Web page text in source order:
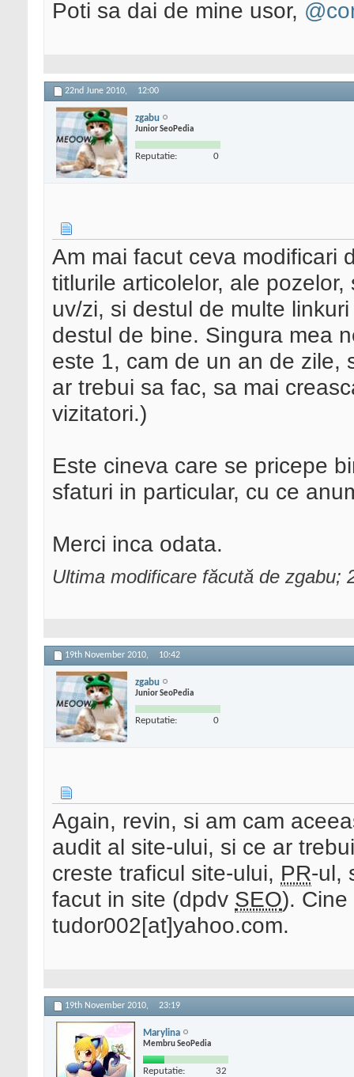
Poti sa dai de mine usor,
22nd June 2010, 12:00
zgabu
Junior SeoPedia
Reputatie: 0
Am mai facut ceva modificari
titlurile articolelor, ale
uv/zi, si destul de multe
destul de bine. Singura mea
este 1, cam de un an de zile,
ar trebui sa fac, sa mai
vizitatori.)
Este cineva care se pricepe
sfaturi in particular, cu ce
Merci inca odata.
Ultima modificare făcută de zgabu;
19th November 2010, 10:42
zgabu
Junior SeoPedia
Reputatie: 0
Again, revin, si am cam
audit al site-ului, si ce ar
creste traficul site-ului, PR-ul,
facut in site (dpdv SEO). Cine
tudor002[at]yahoo.com.
19th November 2010, 23:19
Marylina
Membru SeoPedia
Reputatie: 32